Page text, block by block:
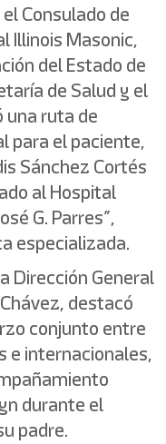
Consulado de
Illinois Masonic,
del Estado de
de Salud y el
una ruta de
para el paciente,
Sánchez Cortés
al Hospital
G. Parres”,
especializada.
Dirección General
destacó
conjunto entre
e internacionales,
durante el
padre.